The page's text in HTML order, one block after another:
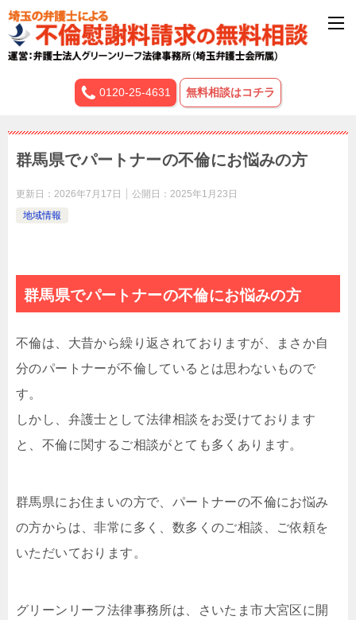
0120-25-4631 無料相談はコチラ
群馬県でパートナーの不倫にお悩みの方
更新日： 2026年7月17日 公開日： 2025年1月23日
地域情報
群馬県でパートナーの不倫にお悩みの方
不倫は、大昔から繰り返されておりますが、まさか自
分のパートナーが不倫しているとは思わないもので
す。
しかし、弁護士として法律相談をお受けております
と、不倫に関するご相談がとても多くあります。
群馬県にお住まいの方で、パートナーの不倫にお悩み
の方からは、非常に多く、数多くのご相談、ご依頼を
いただいております。
グリーンリーフ法律事務所は、さいたま市大宮区に開